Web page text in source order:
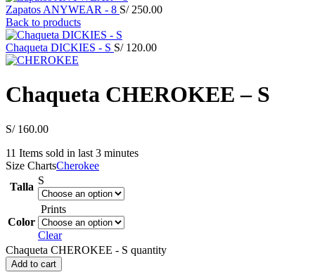
Zapatos ANYWEAR - 8 S/250.00
Back to products
Chaqueta DICKIES - S S/120.00
Chaqueta CHEROKEE – S
S/160.00
11 Items sold in last 3 minutes
Size ChartsCherokee
Talla
S
Color
Prints
Clear
Chaqueta CHEROKEE - S quantity
Add to cart